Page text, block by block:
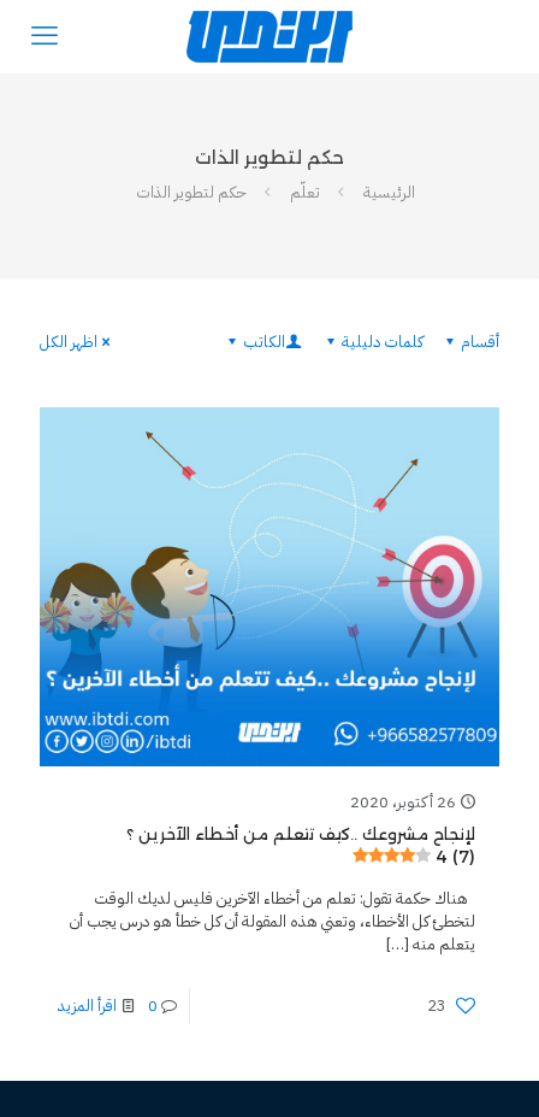
حكم لتطوير الذات
الرئيسية
تعلّم حكم لتطوير الذات
أقسام كلمات دليلية الكاتب اظهر الكل
26 أكتوبر، 2020
لإنجاح مشروعك ..كيف تتعلم من أخطاء الآخرين ؟
4 (7)
هناك حكمة تقول: تعلم من أخطاء الآخرين فليس لديك الوقت
لتخطئ كل الأخطاء، وتعني هذه المقولة أن كل خطأ هو درس يجب أن
يتعلم منه […]
23
0 اقرأ المزيد